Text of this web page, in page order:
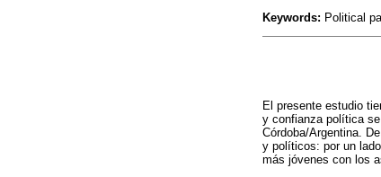
Keywords: Political
El presente estudio
y confianza política
Córdoba/Argentina.
y políticos: por un
más jóvenes con los